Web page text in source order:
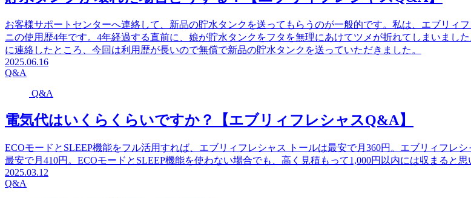
お客様サポートセンターへ連絡して、新品の貯水タンクを送ってもらうのが一般的です。私は、エブリィフ
ニの使用歴4年です。4年経過する直前に、娘が貯水タンクをフタを無理にあけてツメが折れてしまいました
に連絡したところ、今回は利用歴が長いので無償で新品の貯水タンクを送っていただきました。
2025.06.16
Q&A
Q&A
電気代はいくらくらいですか？【エブリィフレシャスQ&A】
ECOモードとSLEEP機能をフル活用すれば、エブリィフレシャス トールは最安で月360円。エブリィフレシ
最安で月410円。ECOモードとSLEEP機能を使わない場合でも、高く見積もって1,000円以内には収まると思
2025.03.12
Q&A